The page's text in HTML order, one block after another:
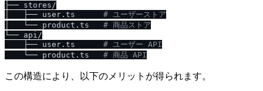
├── stores/
│   ├── user.ts # ユーザーストア
│   └── product.ts # 商品ストア
└── api/
    ├── user.ts
# ユーザー API
    └── product.ts
# 商品 API
この構造により、以下のメリットが得られます。